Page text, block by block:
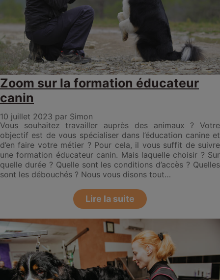
Zoom sur la formation éducateur
canin
10 juillet 2023 par Simon
Vous souhaitez travailler auprès des animaux ? Votre
objectif est de vous spécialiser dans l’éducation canine et
d’en faire votre métier ? Pour cela, il vous suffit de suivre
une formation éducateur canin. Mais laquelle choisir ? Sur
quelle durée ? Quelle sont les conditions d’accès ? Quelles
sont les débouchés ? Nous vous disons tout…
Lire la suite